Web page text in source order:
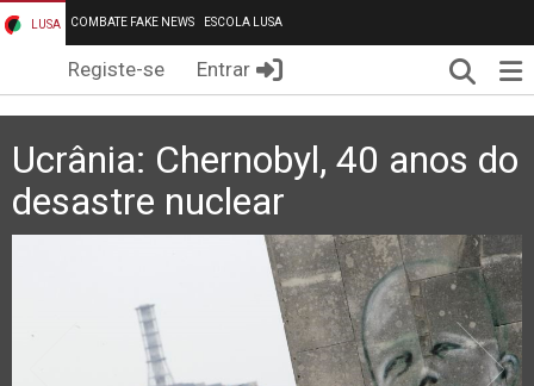
LUSA COMBATE FAKE NEWS ESCOLA LUSA
Registe-se Entrar
Ucrânia: Chernobyl, 40 anos do
desastre nuclear